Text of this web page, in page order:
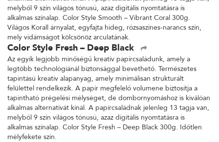
melyből 9 szín világos tónusú, azaz digitális nyomtatásra is
alkalmas színalap. Color Style Smooth – Vibrant Coral 300g.
Világos Korall árnyalat, egyfajta hideg, rózsaszínes-narancs szín,
mely vidámságot kölcsönöz arculatának.
Color Style Fresh – Deep Black
Az egyik legjobb minőségű kreatív papírcsaládunk, amely a
legtöbb technológiánál biztonsággal bevethető. Természetes
tapintású kreatív alapanyag, amely minimálisan strukturált
felülettel rendelkezik. A papír megfelelő volumene biztosítja a
tapintható prégelési mélységet, de dombornyomáshoz is kiválóan
alkalmas alternatívát kínál. A papírcsaládnak jelenleg 13 tagja van,
melyből 9 szín világos tónusú, azaz digitális nyomtatásra is
alkalmas színalap. Color Style Fresh – Deep Black 300g. Időtlen
mélyfekete szín.